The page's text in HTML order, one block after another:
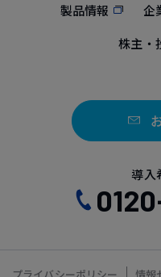
製品情報 企
株主・
導入
プライバシーポリシー 情報